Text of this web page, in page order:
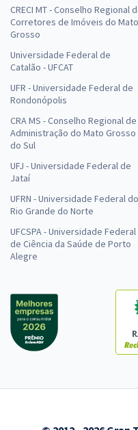
CRECI MT - Conselho Regional
Corretores de Imóveis do Mato
Grosso
Universidade Federal de
Catalão - UFCAT
UFR - Universidade Federal de
Rondonópolis
CRA MS - Conselho Regional de
Administração do Mato Grosso
do Sul
UFJ - Universidade Federal de
Jataí
UFRN - Universidade Federal do
Rio Grande do Norte
UFCSPA - Universidade Federal
de Ciência da Saúde de Porto
Alegre